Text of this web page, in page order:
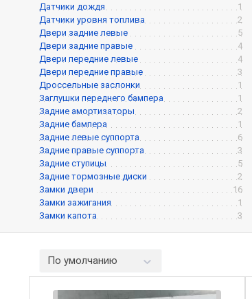
Датчики дождя
1
Датчики уровня топлива
2
Двери задние левые
5
Двери задние правые
4
Двери передние левые
4
Двери передние правые
3
Дроссельные заслонки
1
Заглушки переднего бампера
1
Задние амортизаторы
2
Задние бампера
1
Задние левые суппорта
6
Задние правые суппорта
3
Задние ступицы
5
Задние тормозные диски
2
Замки двери
16
Замки зажигания
1
Замки капота
3
По умолчанию